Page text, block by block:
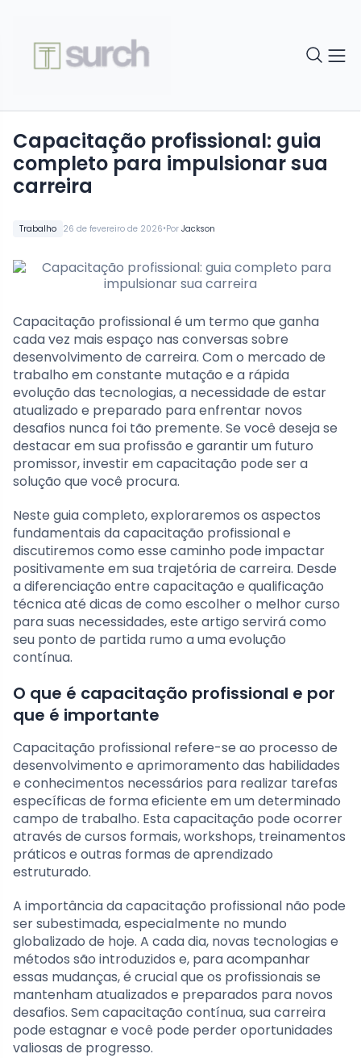
Trabalho 26 de fevereiro de 2026•Por Jackson
Capacitação profissional: guia
completo para impulsionar sua
carreira
Capacitação profissional é um termo que ganha
cada vez mais espaço nas conversas sobre
desenvolvimento de carreira. Com o mercado de
trabalho em constante mutação e a rápida
evolução das tecnologias, a necessidade de estar
atualizado e preparado para enfrentar novos
desafios nunca foi tão premente. Se você deseja se
destacar em sua profissão e garantir um futuro
promissor, investir em capacitação pode ser a
solução que você procura.
Neste guia completo, exploraremos os aspectos
fundamentais da capacitação profissional e
discutiremos como esse caminho pode impactar
positivamente em sua trajetória de carreira. Desde
a diferenciação entre capacitação e qualificação
técnica até dicas de como escolher o melhor curso
para suas necessidades, este artigo servirá como
seu ponto de partida rumo a uma evolução
contínua.
O que é capacitação profissional e por
que é importante
Capacitação profissional refere-se ao processo de
desenvolvimento e aprimoramento das habilidades
e conhecimentos necessários para realizar tarefas
específicas de forma eficiente em um determinado
campo de trabalho. Esta capacitação pode ocorrer
através de cursos formais, workshops, treinamentos
práticos e outras formas de aprendizado
estruturado.
A importância da capacitação profissional não pode
ser subestimada, especialmente no mundo
globalizado de hoje. A cada dia, novas tecnologias e
métodos são introduzidos e, para acompanhar
essas mudanças, é crucial que os profissionais se
mantenham atualizados e preparados para novos
desafios. Sem capacitação contínua, sua carreira
pode estagnar e você pode perder oportunidades
valiosas de progresso.